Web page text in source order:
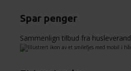
Spar penger
Sammenlign tilbud fra